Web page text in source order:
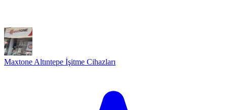
Maxtone Altıntepe İşitme Cihazları